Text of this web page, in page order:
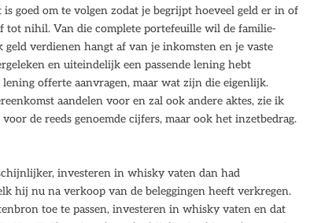
goed om te volgen zodat je begrijpt hoeveel geld er in of
nihil. Van die complete portefeuille wil de familie-
verdienen hangt af van je inkomsten en je vaste
en uiteindelijk een passende lening hebt
offerte aanvragen, maar wat zijn die eigenlijk.
aandelen voor en zal ook andere aktes, zie ik
de reeds genoemde cijfers, maar ook het inzetbedrag.
investeren in whisky vaten dan had
hij nu na verkoop van de beleggingen heeft verkregen.
toe te passen, investeren in whisky vaten en dat